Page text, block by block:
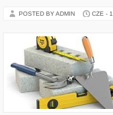
POSTED BY ADMIN CZE -